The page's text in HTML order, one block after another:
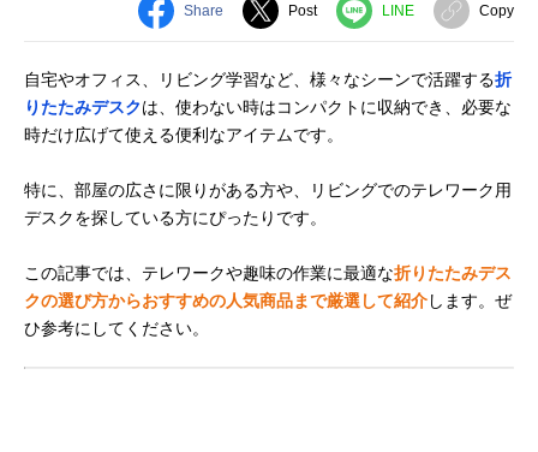
Share Post LINE Copy
自宅やオフィス、リビング学習など、様々なシーンで活躍する折
りたたみデスクは、使わない時はコンパクトに収納でき、必要な
時だけ広げて使える便利なアイテムです。
特に、部屋の広さに限りがある方や、リビングでのテレワーク用
デスクを探している方にぴったりです。
この記事では、テレワークや趣味の作業に最適な折りたたみデス
クの選び方からおすすめの人気商品まで厳選して紹介します。ぜ
ひ参考にしてください。